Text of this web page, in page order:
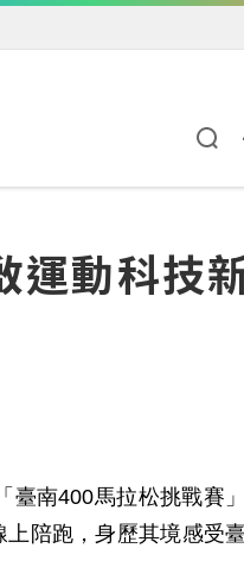
運動科技
臺南400馬拉松挑戰賽
上陪跑，身歷其境感受